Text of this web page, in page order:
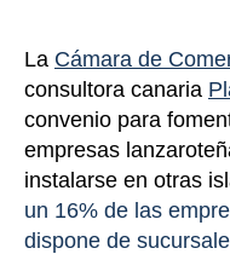
La Cámara de
consultora canaria
convenio para
empresas
instalarse en otras
un 16% de las
dispone de